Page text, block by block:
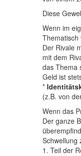
Diese
Wenn im
Thematisch
Der Rivale
mit dem
das Thema
Geld ist
*
(z.B. von
Wenn das
Der ganze
Schwellung
1. Teil der